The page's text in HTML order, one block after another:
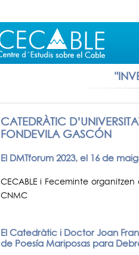
CATEDRÀTIC
FONDEVILA GASCÓN
El DMTforum 2023, el 16 de
CECABLE i Feceminte
CNMC
El Catedràtic i Doctor Joan
de Poesía Mariposas para